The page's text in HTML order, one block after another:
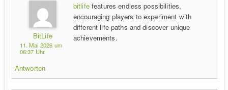
BitLife
11. Mai 2026 um
06:37 Uhr
bitlifefeatures endless possibilities,
encouraging players to experiment with
different life paths and discover unique
achievements.
Antworten